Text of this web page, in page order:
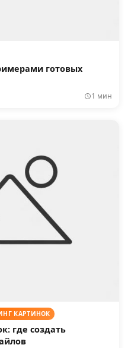
готовых
1 мин
КАРТИНОК
где создать